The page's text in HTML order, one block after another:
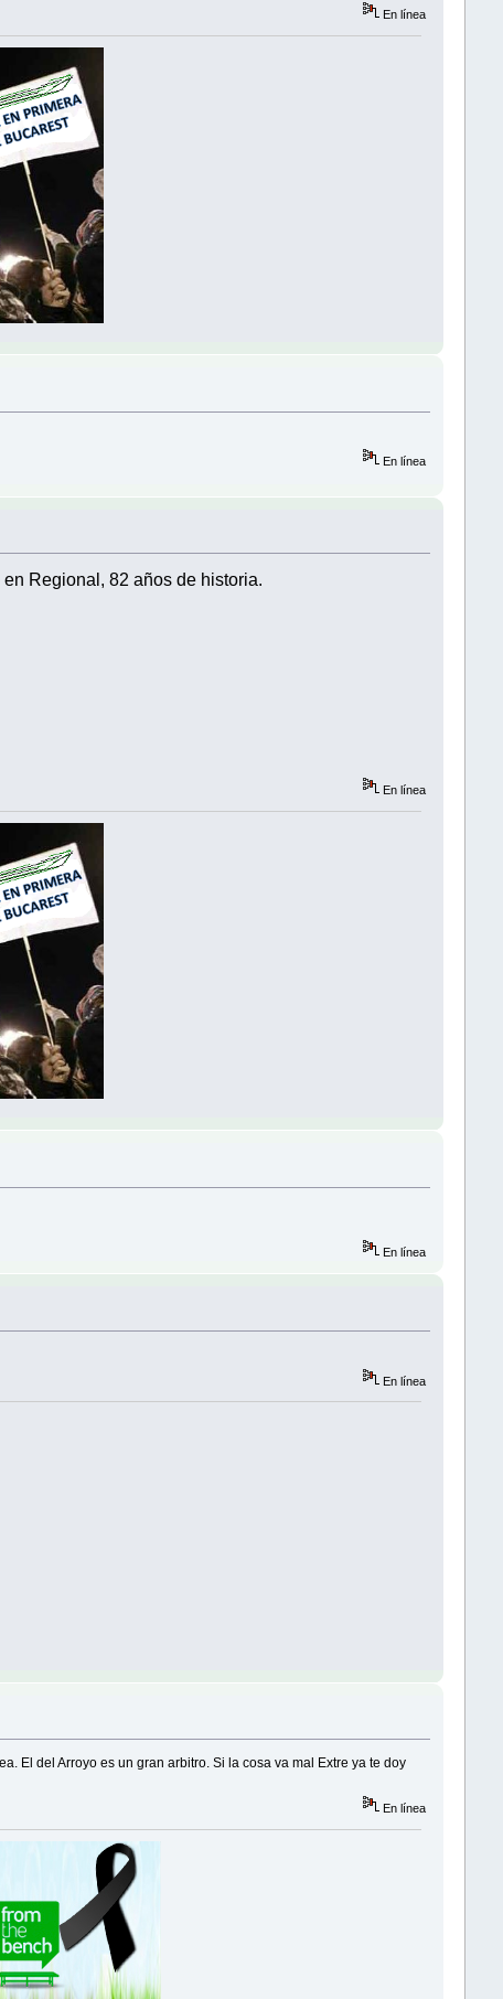
En línea
En línea
Regional, 82 años de historia.
En línea
En línea
En línea
El del Arroyo es un gran arbitro. Si la cosa va mal Extre ya te doy
En línea